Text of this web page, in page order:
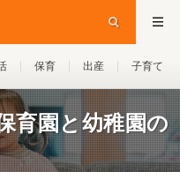
保育 出産 子育て
育園と幼稚園の